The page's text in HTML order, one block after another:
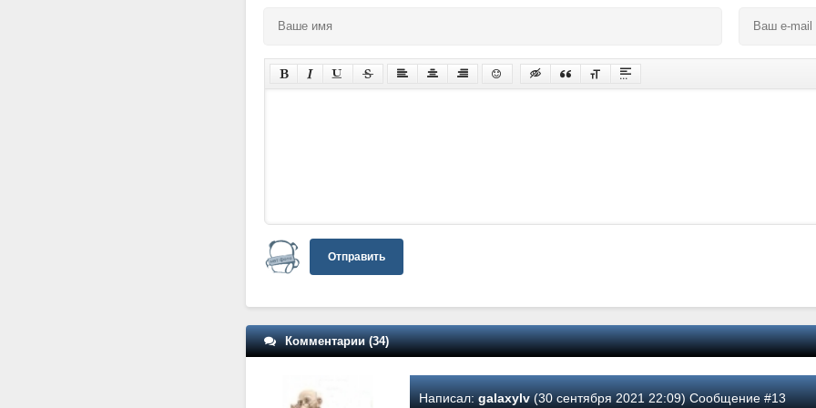
Отправить
Комментарии (34)
Написал: galaxylv(30 сентября 2021 22:09) Сообщение #13